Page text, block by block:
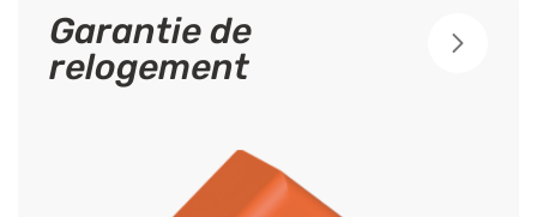
Garantie de
relogement